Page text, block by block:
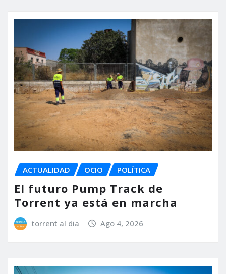
ACTUALIDAD OCIO POLÍTICA
El futuro Pump Track de
Torrent ya está en marcha
torrent al dia Ago 4, 2026